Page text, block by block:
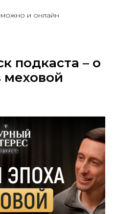
и онлайн
подкаста – о
меховой